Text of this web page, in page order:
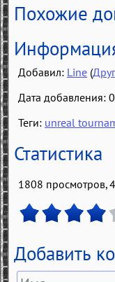
Похожие
Добавил: Line (
Дата добавления:
Теги: unreal
Статистика
1808 просмотров,
Добавить